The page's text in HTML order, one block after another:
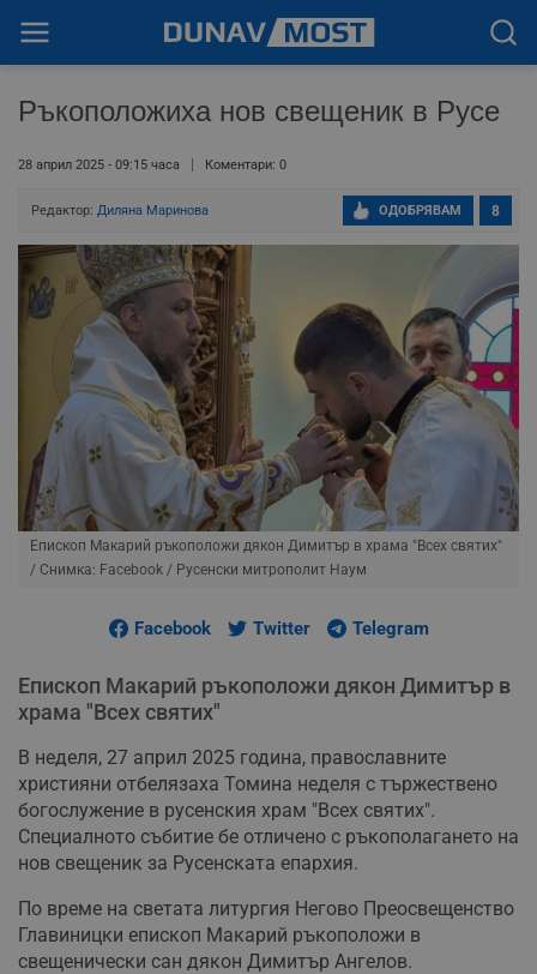
Ръкоположиха нов свещеник в Русе
28 април 2025 - 09:15 часа Коментари: 0
Редактор: Диляна Маринова 8
ОДОБРЯВАМ
Епископ Макарий ръкоположи дякон Димитър в храма "Всех святих"
/ Снимка: Facebook / Русенски митрополит Наум
Facebook Twitter Telegram
Епископ Макарий ръкоположи дякон Димитър в
храма "Всех святих"
В неделя, 27 април 2025 година, православните
християни отбелязаха Томина неделя с тържествено
богослужение в русенския храм "Всех святих".
Специалното събитие бе отличено с ръкополагането на
нов свещеник за Русенската епархия.
По време на светата литургия Негово Преосвещенство
Главиницки епископ Макарий ръкоположи в
свещенически сан дякон Димитър Ангелов.